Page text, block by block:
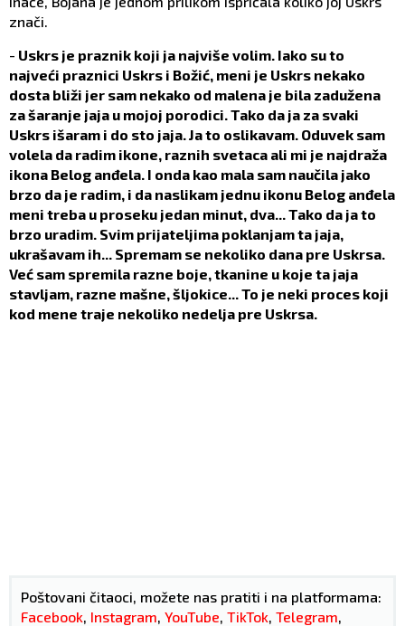
znači.
- Uskrs je praznik koji ja najviše volim. Iako su to
najveći praznici Uskrs i Božić, meni je Uskrs nekako
dosta bliži jer sam nekako od malena je bila zadužena
za šaranje jaja u mojoj porodici. Tako da ja za svaki
Uskrs išaram i do sto jaja. Ja to oslikavam. Oduvek sam
volela da radim ikone, raznih svetaca ali mi je najdraža
ikona Belog anđela. I onda kao mala sam naučila jako
brzo da je radim, i da naslikam jednu ikonu Belog anđela
meni treba u proseku jedan minut, dva... Tako da ja to
brzo uradim. Svim prijateljima poklanjam ta jaja,
ukrašavam ih... Spremam se nekoliko dana pre Uskrsa.
Već sam spremila razne boje, tkanine u koje ta jaja
stavljam, razne mašne, šljokice... To je neki proces koji
kod mene traje nekoliko nedelja pre Uskrsa.
Poštovani čitaoci, možete nas pratiti i na platformama:
Facebook, Instagram, YouTube, TikTok, Telegram,